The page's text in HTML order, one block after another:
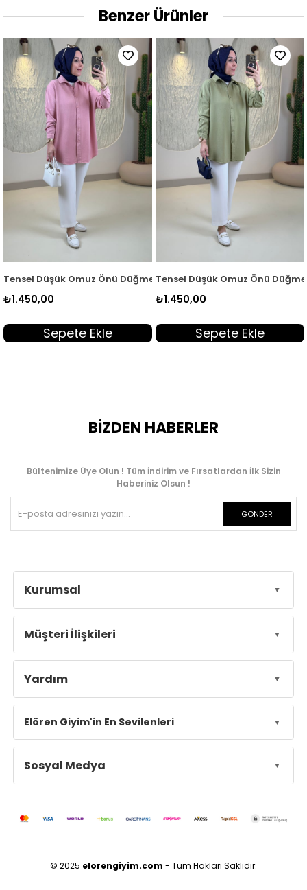
Benzer Ürünler
Tunik Sarı MGZN 7351
Tensel Düşük Omuz Önü Düğmeli Kadın Tunik Pembe MGZN 7351
₺1.450,00
Sepete Ekle
Tensel Düşük Omuz Önü
₺1.450,00
Sepete Ekle
BİZDEN HABERLER
Bültenimize Üye Olun ! Tüm İndirim ve Fırsatlardan İlk Sizin
Haberiniz Olsun !
GÖNDER
Kurumsal
Müşteri İlişkileri
Yardım
Elören Giyim'in En Sevilenleri
Sosyal Medya
© 2025 elorengiyim.com - Tüm Hakları Saklıdır.